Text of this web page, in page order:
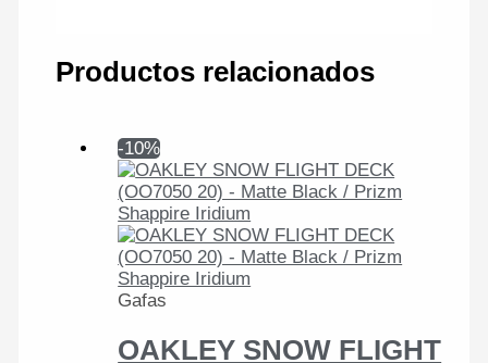
Productos relacionados
-10%
Gafas
OAKLEY SNOW FLIGHT